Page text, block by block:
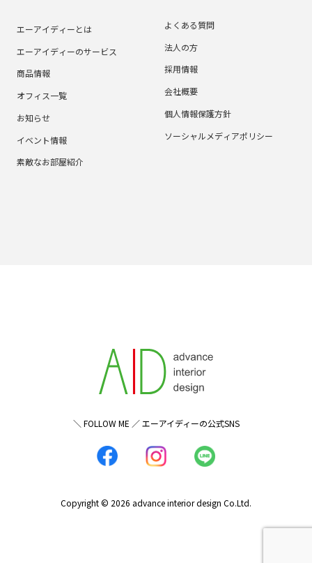
エーアイディーとは
エーアイディーのサービス
商品情報
オフィス一覧
お知らせ
イベント情報
素敵なお部屋紹介
よくある質問
法人の方
採用情報
会社概要
個人情報保護方針
ソーシャルメディアポリシー
＼ FOLLOW ME ／ エーアイディーの公式SNS
Copyright © 2026 advance interior design Co.Ltd.